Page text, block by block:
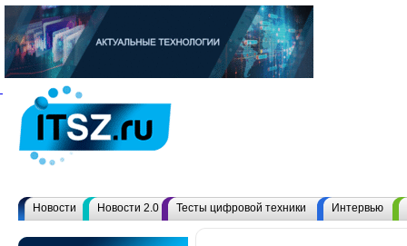
Новости Новости 2.0 Тесты цифровой техники Интервью